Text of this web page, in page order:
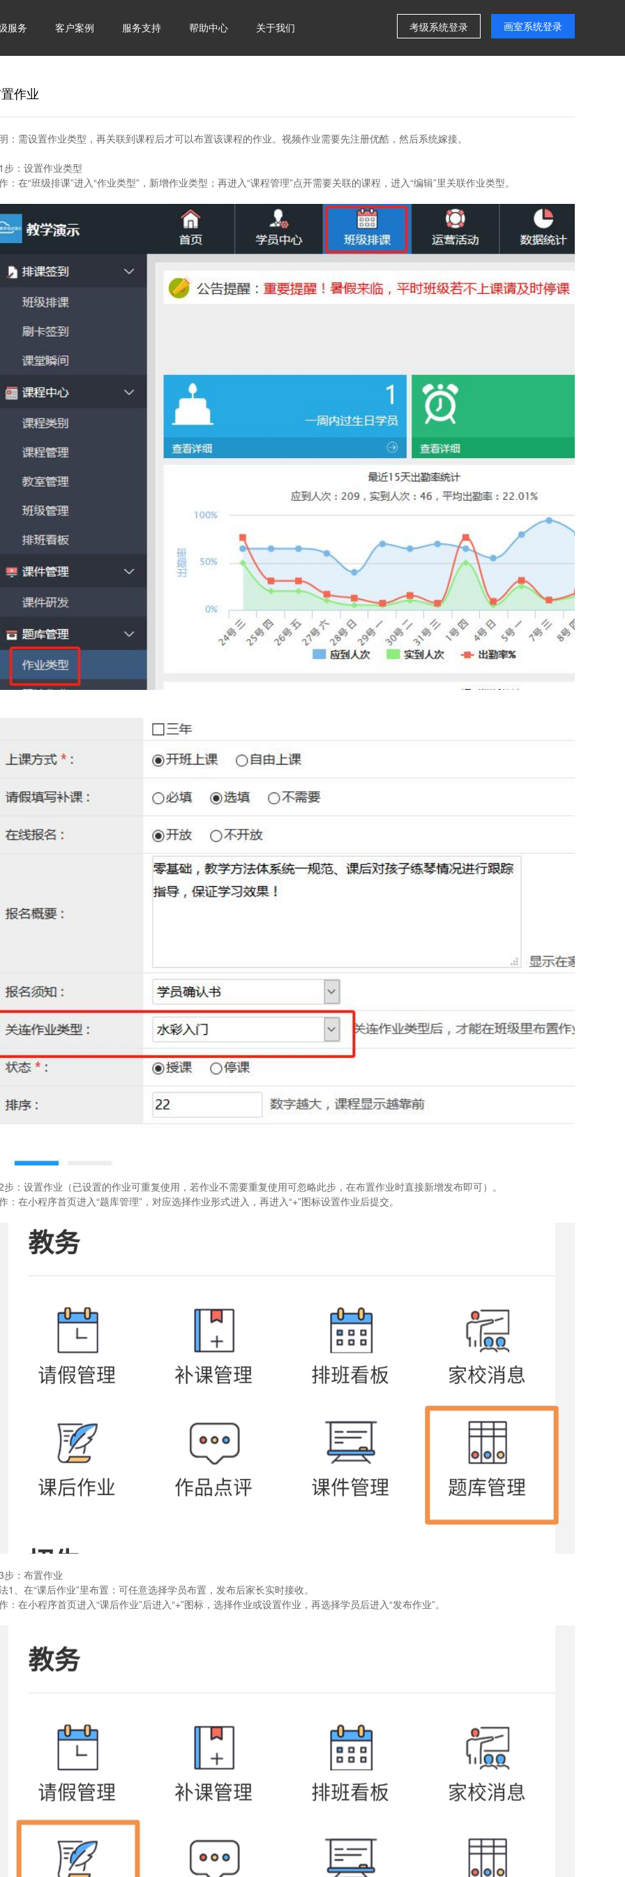
服务 客户案例 服务支持 帮助中心 关于我们 画室系统登录
考级系统登录
作业
： 需设置作业类型，再关联到课程后才可以布置该课程的作业。视频作业需要先注册优酷，然后系统嫁接。
步：设置作业类型
： 在“班级排课”进入“作业类型”，新增作业类型；再进入“课程管理”点开需要关联的课程，进入“编辑”里关联作业类型。
步：设置作业 （已设置的作业可重复使用，若作业不需要重复使用可忽略此步，在布置作业时直接新增发布即可）。
： 在小程序首页进入“题库管理”，对应选择作业形式进入，再进入“+”图标设置作业后提交。
步：布置作业
1、在“课后作业”里布置： 可任意选择学员布置，发布后家长实时接收。
： 在小程序首页进入“课后作业”后进入“+”图标，选择作业或设置作业，再选择学员后进入“发布作业”。